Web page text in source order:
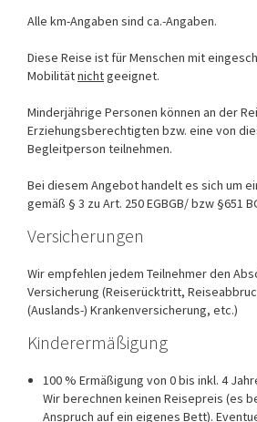
Alle km-Angaben sind ca.-Angaben.
Diese Reise ist für Menschen mit
Mobilitätnichtgeeignet.
Minderjährige Personen können an der
Erziehungsberechtigten bzw. eine von
Begleitperson teilnehmen.
Bei diesem Angebot handelt es sich um
gemäß § 3 zu Art. 250 EGBGB/ bzw §651
Versicherungen
Wir empfehlen jedem Teilnehmer den
Versicherung (Reiserücktritt,
(Auslands-) Krankenversicherung, etc.)
Kinderermäßigung
100 % Ermäßigung von 0 bis inkl. 4
Wir berechnen keinen Reisepreis (es
Anspruch auf ein eigenes Bett).